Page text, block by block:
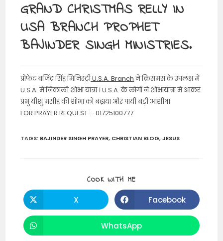
GRAND CHRISTMAS RELLY IN
USA BRANCH PROPHET
BAJINDER SINGH MINISTRIES.
प्रोफेट बजिंद्र सिंह मिनिस्ट्रीU.S.A. Branchने क्रिसमस के उपलक्ष में
U.S.A. में निकाली शोभा यात्रा । U.S.A. के लोगों ने शोभायात्रा में आकर
प्रभु यीशु मसीह की शोभा को बढ़ाया और पायी बड़ी आशीष।
FOR PRAYER REQUEST :- 01725100777
TAGS: BAJINDER SINGH PRAYER, CHRISTIAN BLOG, JESUS
COOK WITH ME
Opens
in
a
X Opens
in
a
Facebook
Opens
in
WhatsApp